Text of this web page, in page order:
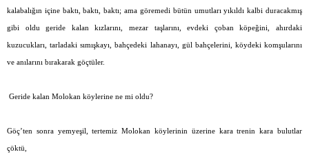
kalabalığın içine baktı, baktı, baktı; ama göremedi bütün umutları yıkıldı kalbi duracakmış
gibi oldu geride kalan kızlarını, mezar taşlarını, evdeki çoban köpeğini, ahırdaki
kuzucukları, tarladaki sımışkayı, bahçedeki lahanayı, gül bahçelerini, köydeki komşularını
ve anılarını bırakarak göçtüler.
Geride kalan Molokan köylerine ne mi oldu?
Göç’ten sonra yemyeşil, tertemiz Molokan köylerinin üzerine kara trenin kara bulutlar
çöktü,